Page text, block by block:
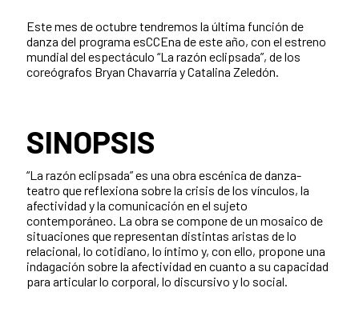
Este mes de octubre tendremos la última función de
danza del programa esCCEna de este año, con el estreno
mundial del espectáculo “La razón eclipsada”, de los
coreógrafos Bryan Chavarría y Catalina Zeledón.
SINOPSIS
“La razón eclipsada” es una obra escénica de danza-
teatro que reflexiona sobre la crisis de los vínculos, la
afectividad y la comunicación en el sujeto
contemporáneo. La obra se compone de un mosaico de
situaciones que representan distintas aristas de lo
relacional, lo cotidiano, lo íntimo y, con ello, propone una
indagación sobre la afectividad en cuanto a su capacidad
para articular lo corporal, lo discursivo y lo social.